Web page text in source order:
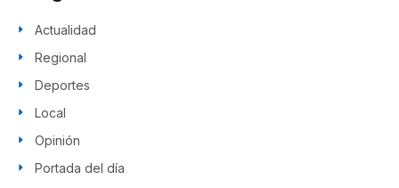
Actualidad
Regional
Deportes
Local
Opinión
Portada del día